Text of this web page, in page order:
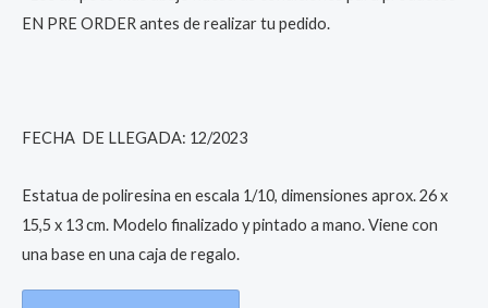
EN PRE ORDER antes de realizar tu pedido.
FECHA DE LLEGADA: 12/2023
Estatua de poliresina en escala 1/10, dimensiones aprox. 26 x
15,5 x 13 cm. Modelo finalizado y pintado a mano. Viene con
una base en una caja de regalo.